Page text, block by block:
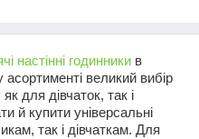
настінні годинники в
великий вибір
для дівчаток, так і
й купити універсальні
так і дівчаткам. Для